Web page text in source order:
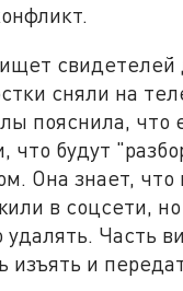
свидетелей
сняли на
пояснила, что
что будут
Она знает, что
в соцсети,
удалять. Часть
изъять и